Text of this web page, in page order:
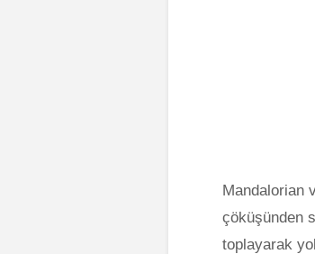
Mandalorian
çöküşünden
toplayarak